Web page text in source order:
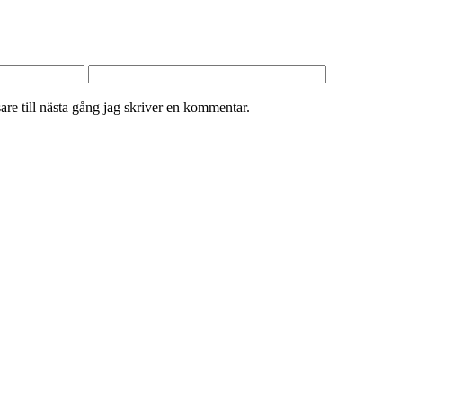
till nästa gång jag skriver en kommentar.